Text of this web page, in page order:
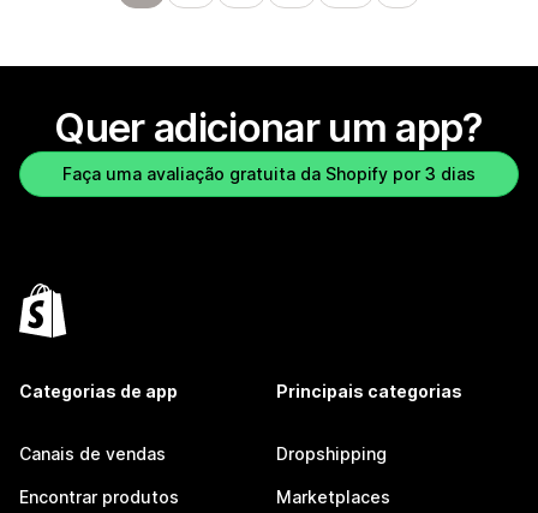
Quer adicionar um app?
Faça uma avaliação gratuita da Shopify por 3 dias
Categorias de app
Canais de vendas
Encontrar produtos
Principais categorias
Dropshipping
Marketplaces